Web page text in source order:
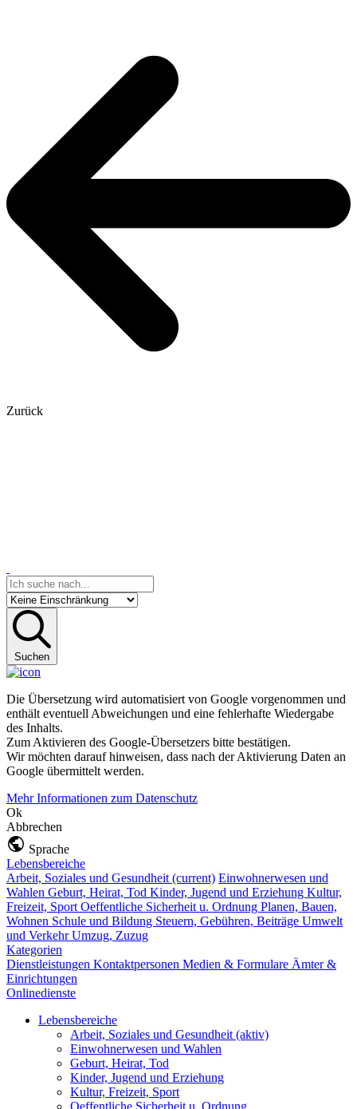
Zurück
Suchen
Die Übersetzung wird automatisiert von Google vorgenommen und
enthält eventuell Abweichungen und eine fehlerhafte Wiedergabe
des Inhalts.
Zum Aktivieren des Google-Übersetzers bitte bestätigen.
Wir möchten darauf hinweisen, dass nach der Aktivierung Daten an
Google übermittelt werden.
Mehr Informationen zum Datenschutz
Ok
Abbrechen
Sprache
Lebensbereiche
Arbeit, Soziales und Gesundheit (current) Einwohnerwesen und
Wahlen Geburt, Heirat, Tod Kinder, Jugend und Erziehung Kultur,
Freizeit, Sport Oeffentliche Sicherheit u. Ordnung Planen, Bauen,
Wohnen Schule und Bildung Steuern, Gebühren, Beiträge Umwelt
und VerkehrUmzug, Zuzug
Kategorien
Dienstleistungen Kontaktpersonen Medien & Formulare Ämter &
Einrichtungen
Onlinedienste
Lebensbereiche
Arbeit, Soziales und Gesundheit (aktiv)
Einwohnerwesen und Wahlen
Geburt, Heirat, Tod
Kinder, Jugend und Erziehung
Kultur, Freizeit, Sport
Oeffentliche Sicherheit u. Ordnung